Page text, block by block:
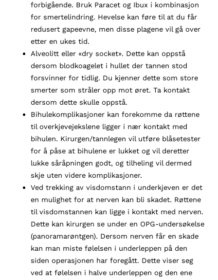
forbigående. Bruk Paracet og Ibux i kombinasjon
for smertelindring. Hevelse kan føre til at du får
redusert gapeevne, men disse plagene vil gå over
etter en ukes tid.
Alveolitt eller «dry socket». Dette kan oppstå
dersom blodkoagelet i hullet der tannen stod
forsvinner for tidlig. Du kjenner dette som store
smerter som stråler opp mot øret. Ta kontakt
dersom dette skulle oppstå.
Bihulekomplikasjoner kan forekomme da røttene
til overkjevejekslene ligger i nær kontakt med
bihulen. Kirurgen/tannlegen vil utføre blåsetester
for å påse at bihulene er lukket og vil deretter
lukke såråpningen godt, og tilheling vil dermed
skje uten videre komplikasjoner.
Ved trekking av visdomstann i underkjeven er det
en mulighet for at nerven kan bli skadet. Røttene
til visdomstannen kan ligge i kontakt med nerven.
Dette kan kirurgen se under en OPG-undersøkelse
(panoramarøntgen). Dersom nerven får en skade
kan man miste følelsen i underleppen på den
siden operasjonen har foregått. Dette viser seg
ved at følelsen i halve underleppen og den ene